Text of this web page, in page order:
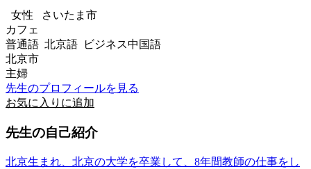
女性 さいたま市
カフェ
普通語 北京語 ビジネス中国語
北京市
主婦
先生のプロフィールを見る
お気に入りに追加
先生の自己紹介
北京生まれ、北京の大学を卒業して、8年間教師の仕事をし